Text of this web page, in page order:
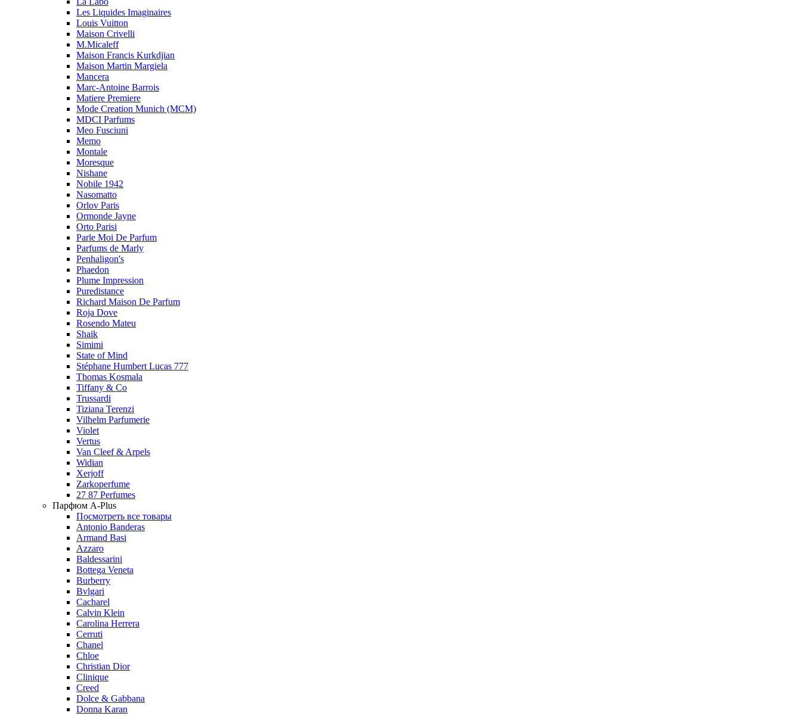
Les Liquides Imaginaires
Louis Vuitton
Maison Crivelli
M.Micaleff
Maison Francis Kurkdjian
Maison Martin Margiela
Mancera
Marc-Antoine Barrois
Matiere Premiere
Mode Creation Munich (MCM)
MDCI Parfums
Meo Fusciuni
Memo
Montale
Moresque
Nishane
Nobile 1942
Nasomatto
Orlov Paris
Ormonde Jayne
Orto Parisi
Parle Moi De Parfum
Parfums de Marly
Penhaligon's
Phaedon
Plume Impression
Puredistance
Richard Maison De Parfum
Roja Dove
Rosendo Mateu
Shaik
Simimi
State of Mind
Stéphane Humbert Lucas 777
Thomas Kosmala
Tiffany & Co
Trussardi
Tiziana Terenzi
Vilhelm Parfumerie
Violet
Vertus
Van Cleef & Arpels
Widian
Xerjoff
Zarkoperfume
27 87 Perfumes
Парфюм A-Plus
Посмотреть все товары
Antonio Banderas
Armand Basi
Azzaro
Baldessarini
Bottega Veneta
Burberry
Bvlgari
Cacharel
Calvin Klein
Carolina Herrera
Cerruti
Chanel
Chloe
Christian Dior
Clinique
Creed
Dolce & Gabbana
Donna Karan